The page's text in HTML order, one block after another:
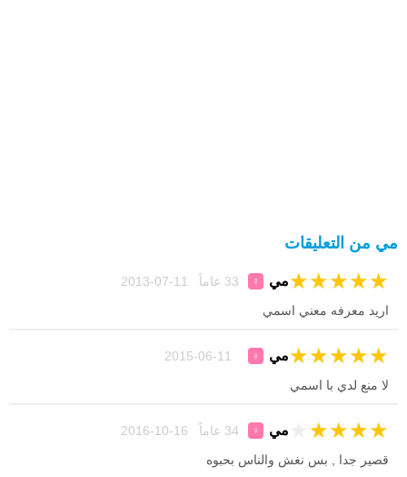
مي من التعليقات
مي ♀ ★
★
★
★
★
اريد معرفه معني اسمي
مي ♀ ★
★
★
★
★
لا منع لدي با اسمي
مي ♀ ★
★
★
★
قصير جدا , بس نغش والناس بحبوه